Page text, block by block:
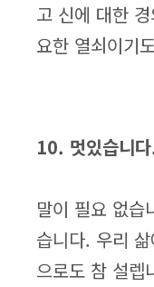
고 신에 대한
요한 열쇠이기
10. 멋있습니
말이 필요 없습
습니다. 우리
으로도 참 설렙